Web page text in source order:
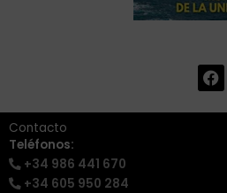
F
a
e
Contacto
Teléfonos:
+34 986 441 670
+34 605 950 284